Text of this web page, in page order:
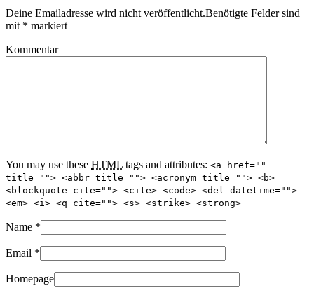
Deine Emailadresse wird nicht veröffentlicht.Benötigte Felder sind
mit * markiert
Kommentar
You may use these HTML tags and attributes: <a href=""
title=""> <abbr title=""> <acronym title=""> <b>
<blockquote cite=""> <cite> <code> <del datetime="">
<em> <i> <q cite=""> <s> <strike> <strong>
Name *
Email *
Homepage